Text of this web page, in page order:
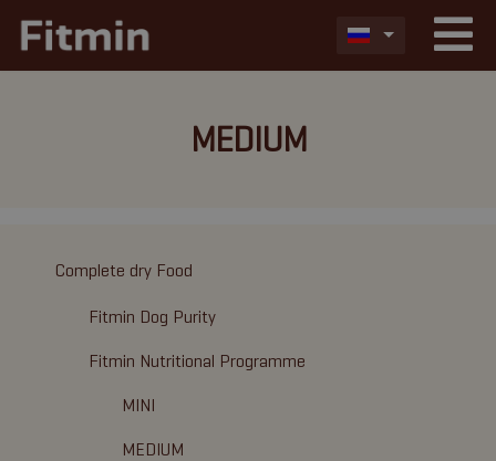
MEDIUM
Complete dry Food
Fitmin Dog Purity
Fitmin Nutritional Programme
MINI
MEDIUM